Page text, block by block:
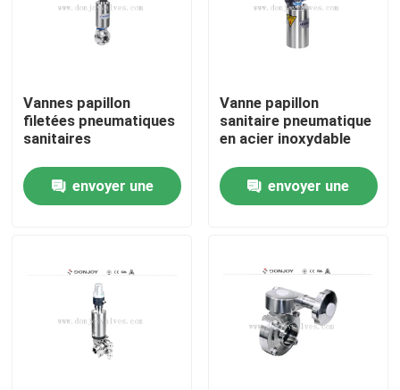
À la maison
vidéos
Vannes papillon
filetées pneumatiques
sanitaires
envoyer une
Vanne papillon
sanitaire pneumatique
en acier inoxydable
envoyer une